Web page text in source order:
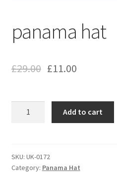
panama hat
£29.00 £11.00
Add to cart
SKU: UK-0172
Category: Panama Hat